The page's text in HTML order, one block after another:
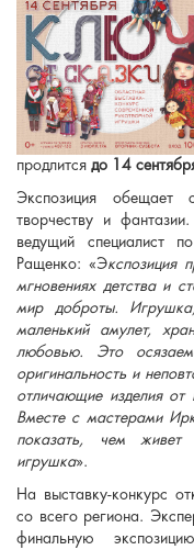
продлится до 14
Экспозиция обещает
творчеству и
ведущий специалист
Ращенко: «Экспозиция
мгновениях детства и
мир доброты.
маленький амулет,
любовью. Это
оригинальность и
отличающие изделия от
Вместе с мастерами
показать, чем живет
игрушка».
На выставку-конкурс
со всего региона.
финальную